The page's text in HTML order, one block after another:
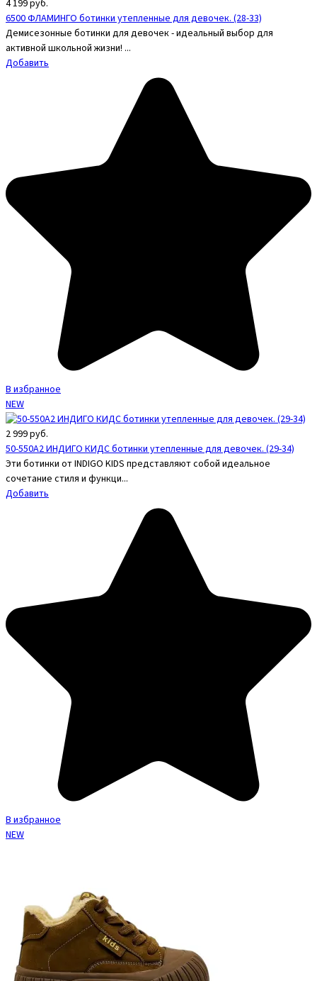
4 199руб.
6500 ФЛАМИНГО ботинки утепленные для девочек. (28-33)
Демисезонные ботинки для девочек - идеальный выбор для
активной школьной жизни! ...
Добавить
В избранное
NEW
2 999руб.
50-550A2 ИНДИГО КИДС ботинки утепленные для девочек. (29-34)
Эти ботинки от INDIGO KIDS представляют собой идеальное
сочетание стиля и функци...
Добавить
В избранное
NEW